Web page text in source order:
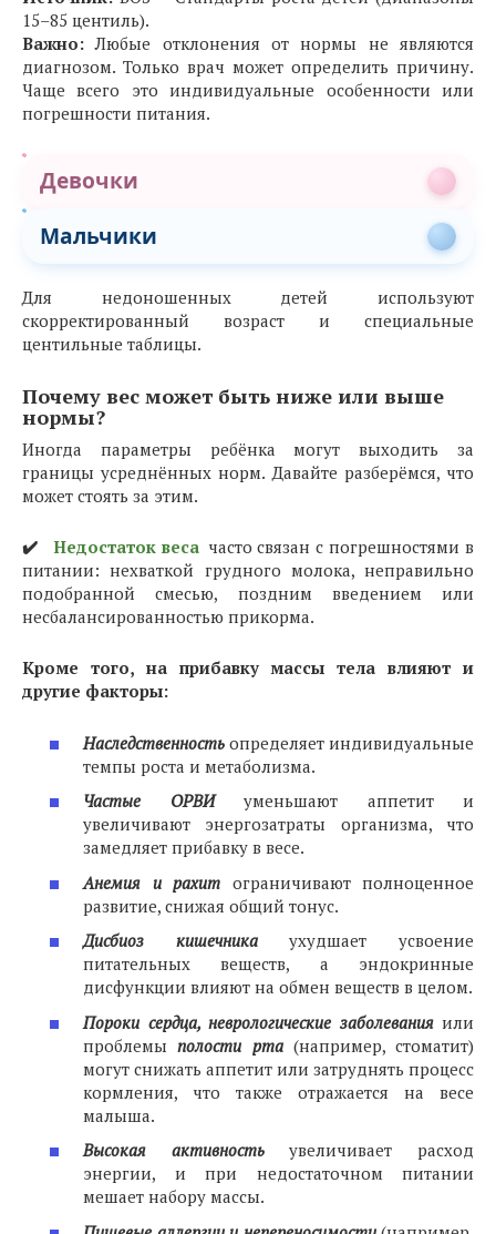
15–85 центиль).
Важно: Любые отклонения от нормы не являются
диагнозом. Только врач может определить причину.
Чаще всего это индивидуальные особенности или
погрешности питания.
Девочки
Мальчики
Для недоношенных детей используют
скорректированный возраст и специальные
центильные таблицы.
Почему вес может быть ниже или выше
нормы?
Иногда параметры ребёнка могут выходить за
границы усреднённых норм. Давайте разберёмся, что
может стоять за этим.
✔️ Недостаток веса часто связан с погрешностями в
питании: нехваткой грудного молока, неправильно
подобранной смесью, поздним введением или
несбалансированностью прикорма.
Кроме того, на прибавку массы тела влияют и
другие факторы:
Наследственность определяет индивидуальные
темпы роста и метаболизма.
Частые ОРВИуменьшают аппетит и
увеличивают энергозатраты организма, что
замедляет прибавку в весе.
Анемия и рахит ограничивают полноценное
развитие, снижая общий тонус.
Дисбиоз кишечникаухудшает усвоение
питательных веществ, а эндокринные
дисфункции влияют на обмен веществ в целом.
Пороки сердца, неврологические заболевания или
проблемыполости рта(например, стоматит)
могут снижать аппетит или затруднять процесс
кормления, что также отражается на весе
малыша.
Высокая активностьувеличивает расход
энергии, и при недостаточном питании
мешает набору массы.